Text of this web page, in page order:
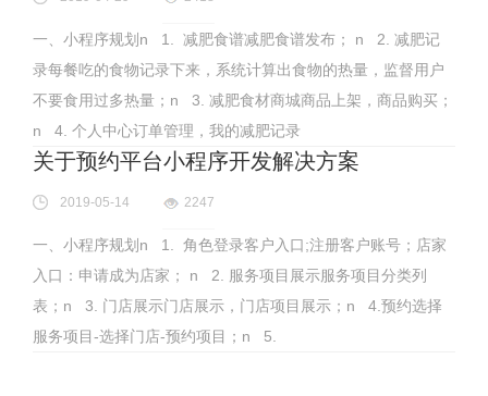
一、小程序规划n 1. 减肥食谱减肥食谱发布； n 2. 减肥记
录每餐吃的食物记录下来，系统计算出食物的热量，监督用户
不要食用过多热量；n 3. 减肥食材商城商品上架，商品购买；
n 4. 个人中心订单管理，我的减肥记录
关于预约平台小程序开发解决方案
2019-05-14 2247
一、小程序规划n 1. 角色登录客户入口;注册客户账号；店家
入口：申请成为店家； n 2. 服务项目展示服务项目分类列
表；n 3. 门店展示门店展示，门店项目展示；n 4.预约选择
服务项目-选择门店-预约项目；n 5.